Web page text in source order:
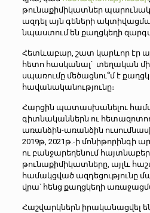
թունաքիմիկատներ
ազդել այն գեների
նպաստում են քաղցկեղի
Հետևաբար, շատ կարևոր էր
հետո հասկանալ՝ տեղական
սպառումը մեծացնու՞մ է
հավանականությունը։
Հարցին պատասխանելու
գիտնականներն ու
առանձին-առանձին
2019թ, 2021թ.-ի մոնիթորինգի
ու բանջարեղենում
թունաքիմիկատները, այլև
համակցված ազդեցությունը
վրա՝ հենց քաղցկեղի
Հաշվարկներն իրականացվել